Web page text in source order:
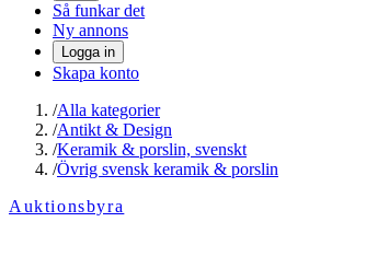
Så funkar det
Ny annons
Logga in
Skapa konto
/Alla kategorier
/Antikt & Design
/Keramik & porslin, svenskt
/Övrig svensk keramik & porslin
Auktionsbyra